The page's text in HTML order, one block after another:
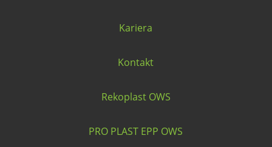
Kariera
Kontakt
Rekoplast OWS
PRO PLAST EPP OWS